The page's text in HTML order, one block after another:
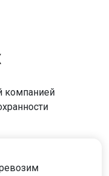
компанией